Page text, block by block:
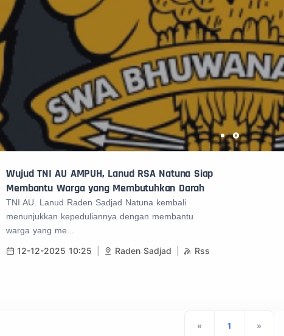
Wujud TNI AU AMPUH, Lanud RSA Natuna Siap
Membantu Warga yang Membutuhkan Darah
TNI AU. Lanud Raden Sadjad Natuna kembali
menunjukkan kepeduliannya dengan membantu
warga yang me...
12-12-2025 10:25 Raden Sadjad Rss
« 1 »